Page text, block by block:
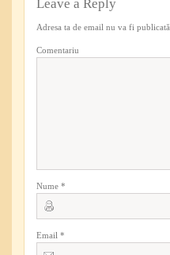
Leave a Reply
Adresa ta de email nu va fi publicată.
Comentariu
Nume *
Email *